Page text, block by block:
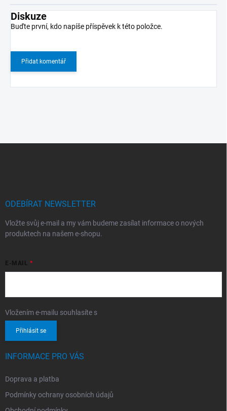
Diskuze
Buďte první, kdo napíše příspěvek k této položce.
Přidat komentář
ODEBÍRAT NEWSLETTER
Vložte svůj e-mail a my vám budeme zasílat informace o nových
produktech na našem e-shopu.
E-MAIL
Vložením e-mailu souhlasíte s
Přihlásit se
INFORMACE PRO VÁS
Doprava a platba
Podmínky ochrany osobních údajů